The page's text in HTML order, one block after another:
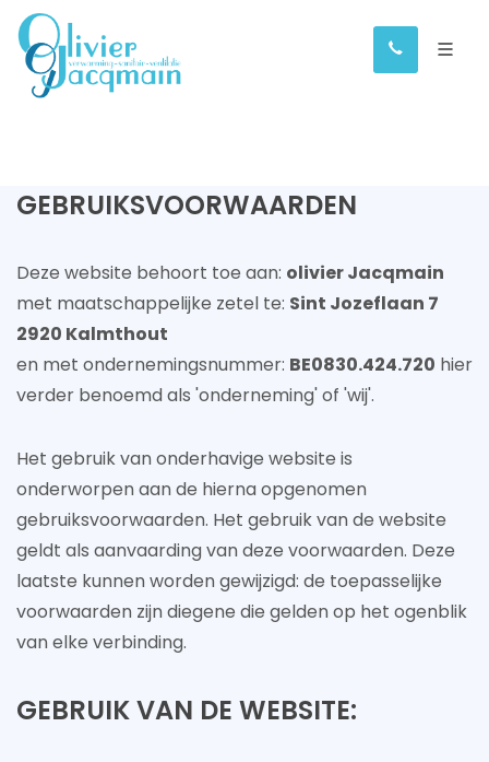
GEBRUIKSVOORWAARDEN
Deze website behoort toe aan: olivier Jacqmain
met maatschappelijke zetel te: Sint Jozeflaan 7
2920 Kalmthout
en met ondernemingsnummer: BE0830.424.720 hier
verder benoemd als 'onderneming' of 'wij'.
Het gebruik van onderhavige website is
onderworpen aan de hierna opgenomen
gebruiksvoorwaarden. Het gebruik van de website
geldt als aanvaarding van deze voorwaarden. Deze
laatste kunnen worden gewijzigd: de toepasselijke
voorwaarden zijn diegene die gelden op het ogenblik
van elke verbinding.
GEBRUIK VAN DE WEBSITE: